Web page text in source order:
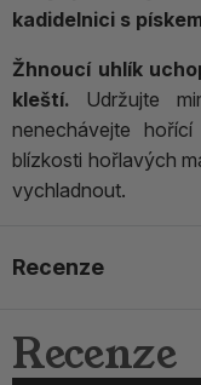
kadidelnici s
Žhnoucí uhlík
kleští. Udržujte
nenechávejte
blízkosti hořlavých
vychladnout.
Recenze
Recenze